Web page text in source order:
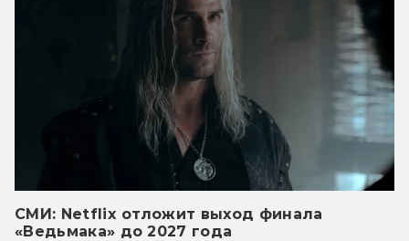
СМИ: Netflix отложит выход финала
«Ведьмака» до 2027 года